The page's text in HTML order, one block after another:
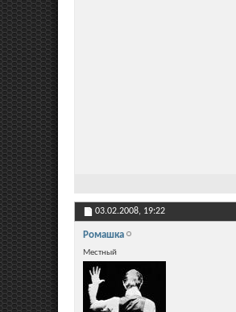
03.02.2008, 19:22
Ромашка
Местный